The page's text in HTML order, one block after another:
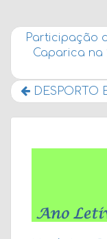
Participação
Caparica na
DESPORTO